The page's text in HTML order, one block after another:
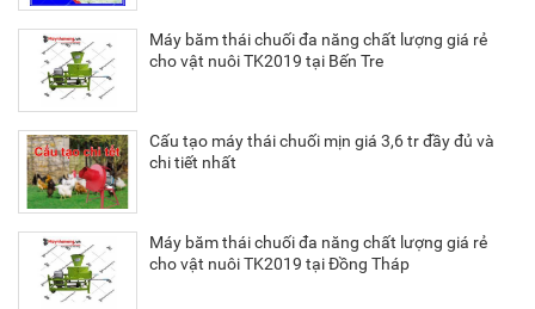
Máy băm thái chuối đa năng chất lượng giá rẻ
cho vật nuôi TK2019 tại Bến Tre
Cấu tạo máy thái chuối mịn giá 3,6 tr đầy đủ và
chi tiết nhất
Máy băm thái chuối đa năng chất lượng giá rẻ
cho vật nuôi TK2019 tại Đồng Tháp